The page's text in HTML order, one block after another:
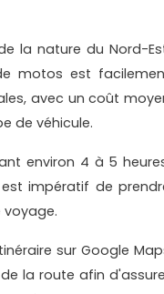
la nature du Nord-
motos est
avec un coût
de véhicule.
environ 4 à 5
impératif de
sur Google
la route afin